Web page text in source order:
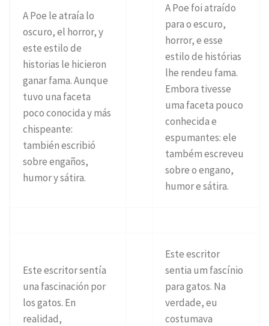
A Poe le atraía lo
oscuro, el horror, y
este estilo de
historias le hicieron
ganar fama. Aunque
tuvo una faceta
poco conocida y más
chispeante:
también escribió
sobre engaños,
humor y sátira.
A Poe foi atraído
para o escuro,
horror, e esse
estilo de histórias
lhe rendeu fama.
Embora tivesse
uma faceta pouco
conhecida e
espumantes: ele
também escreveu
sobre o engano,
humor e sátira.
Este escritor sentía
una fascinación por
los gatos. En
realidad,
Este escritor
sentia um fascínio
para gatos. Na
verdade, eu
costumava